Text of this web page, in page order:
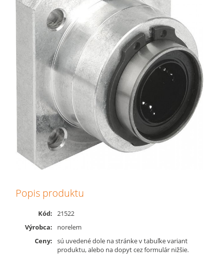
Popis produktu
Kód:
21522
Výrobca:
norelem
Ceny:
sú uvedené dole na stránke v tabuľke variant
produktu, alebo na dopyt cez formulár nižšie.